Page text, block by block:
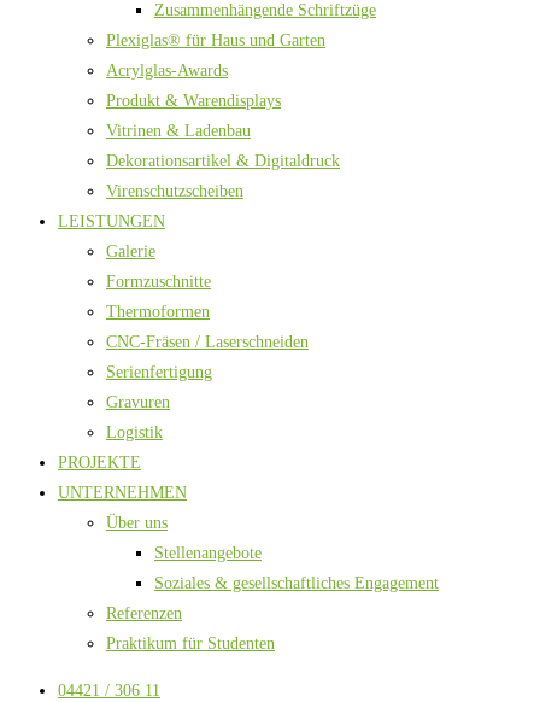
Zusammenhängende Schriftzüge
Plexiglas® für Haus und Garten
Acrylglas-Awards
Produkt & Warendisplays
Vitrinen & Ladenbau
Dekorationsartikel & Digitaldruck
Virenschutzscheiben
LEISTUNGEN
Galerie
Formzuschnitte
Thermoformen
CNC-Fräsen / Laserschneiden
Serienfertigung
Gravuren
Logistik
PROJEKTE
UNTERNEHMEN
Über uns
Stellenangebote
Soziales & gesellschaftliches Engagement
Referenzen
Praktikum für Studenten
04421 / 306 11